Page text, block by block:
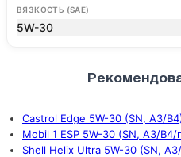
ВЯЗКОСТЬ (SAE)
5W-30
Castrol Edge 5W-30 (SN, A3/
Mobil 1 ESP 5W-30 (SN, A3/
Shell Helix Ultra 5W-30 (SN,